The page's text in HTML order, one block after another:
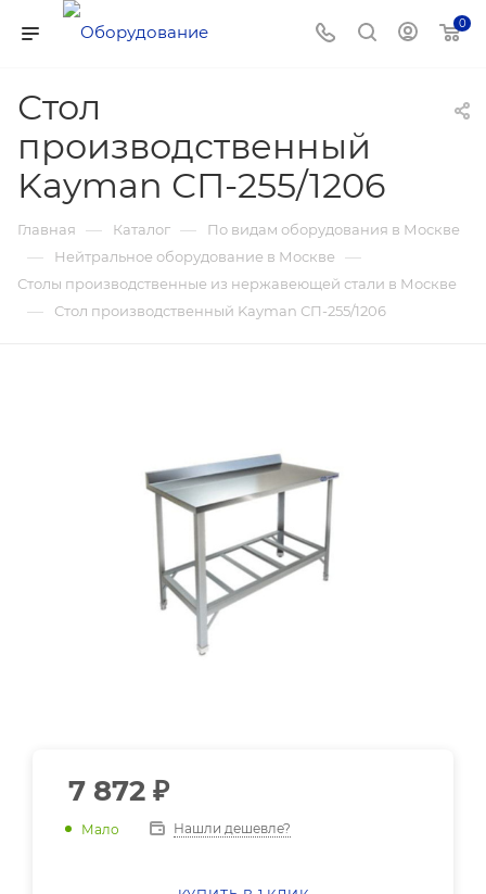
0
Стол
производственный
Kayman СП-255/1206
Главная — Каталог — По видам оборудования в Москве
— Нейтральное оборудование в Москве —
Столы производственные из нержавеющей стали в Москве
— Стол производственный Kayman СП-255/1206
7 872 ₽
Мало Нашли дешевле?